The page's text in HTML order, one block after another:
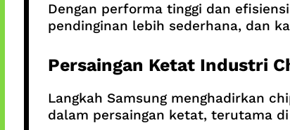
Dengan performa tinggi dan
pendinginan lebih sederhana, dan
Persaingan Ketat Industri
Langkah Samsung menghadirkan
dalam persaingan ketat, terutama